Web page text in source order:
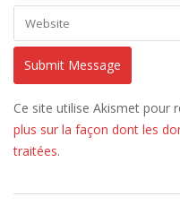
Ce site utilise Akismet pour
plus sur la façon dont les
traitées.